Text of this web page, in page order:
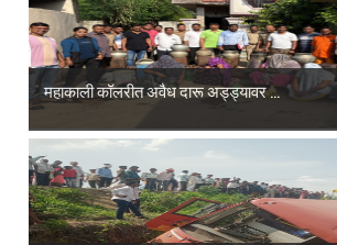
महाकाली कॉलरीत अवैध दारू अड्ड्यावर ...